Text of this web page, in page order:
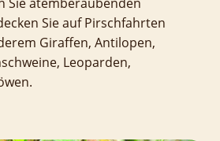
Sie auf Pirschfahrten
Giraffen, Antilopen,
Leoparden,